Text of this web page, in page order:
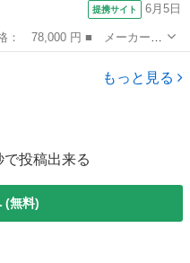
提携サイト 6月5日
レード名： Ｇ ナビ Ｃ
ＡＴ・エアコン・パワー
もっと見る
投稿出来る
(無料)